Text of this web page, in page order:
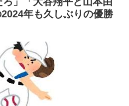
待で審判買収！W杯予選7戦無敗
はマジでぶっ飛んでる！ｗ」外国
飛んでると評価した日本アニメと
応
ジ失墜は免れないのか？2011〜
年も久しぶりの優勝